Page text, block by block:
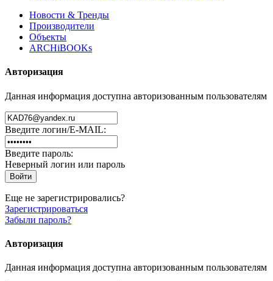
Новости & Тренды
Производители
Объекты
ARCHiBOOKs
Авторизация
Данная информация доступна авторизованным пользователям
Введите логин/E-MAIL:
Введите пароль:
Неверный логин или пароль
Еще не зарегистрировались?
Зарегистрироваться
Забыли пароль?
Авторизация
Данная информация доступна авторизованным пользователям